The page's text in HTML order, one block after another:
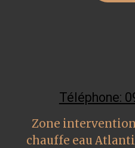
Téléphone:
Zone
chauffe eau